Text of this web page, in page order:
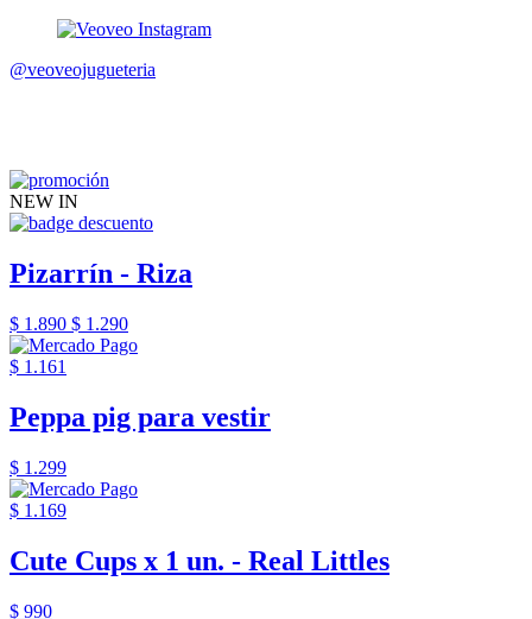
@veoveojugueteria
NEW IN
Pizarrín - Riza
$ 1.890 $ 1.290
$ 1.161
Peppa pig para vestir
$ 1.299
$ 1.169
Cute Cups x 1 un. - Real Littles
$ 990